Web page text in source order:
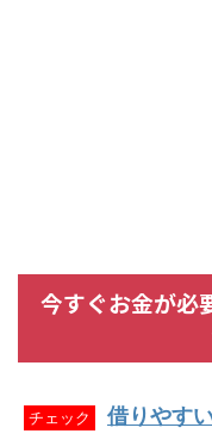
今すぐお金が
チェック
借りやす